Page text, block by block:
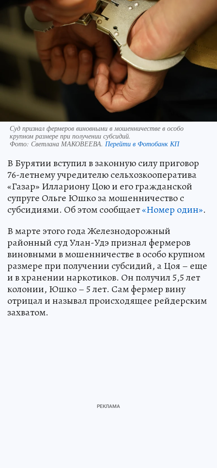
Суд признал фермеров виновными в мошенничестве в особо
крупном размере при получении субсидий.
Фото: Светлана МАКОВЕЕВА. Перейти в Фотобанк КП
В Бурятии вступил в законную силу приговор
76-летнему учредителю сельхозкооператива
«Газар» Иллариону Цою и его гражданской
супруге Ольге Юшко за мошенничество с
субсидиями. Об этом сообщает«Номер один».
В марте этого года Железнодорожный
районный суд Улан-Удэ признал фермеров
виновными в мошенничестве в особо крупном
размере при получении субсидий, а Цоя – еще
и в хранении наркотиков. Он получил 5,5 лет
колонии, Юшко – 5 лет. Сам фермер вину
отрицал и называл происходящее рейдерским
захватом.